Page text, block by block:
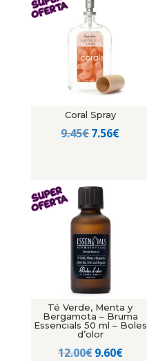
Coral Spray
9.45€El
era:
9.45€.
7.56€El
Té Verde, Menta y
Bergamota – Bruma
Essencials 50 ml – Boles
d’olor
12.00€El
9.60€El